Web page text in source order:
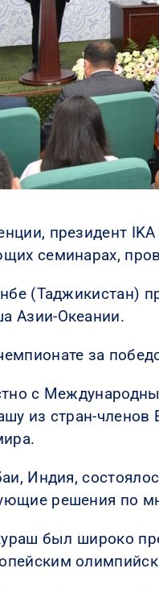
президент
семинарах,
(Таджикистан)
Азии-Океании.
за
с
из стран-
Индия,
решения по
был широко